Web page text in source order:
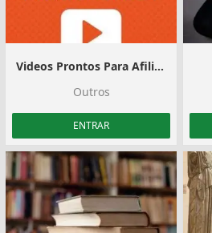
Videos Prontos Para Afiliados Shopee
Outros
ENTRAR